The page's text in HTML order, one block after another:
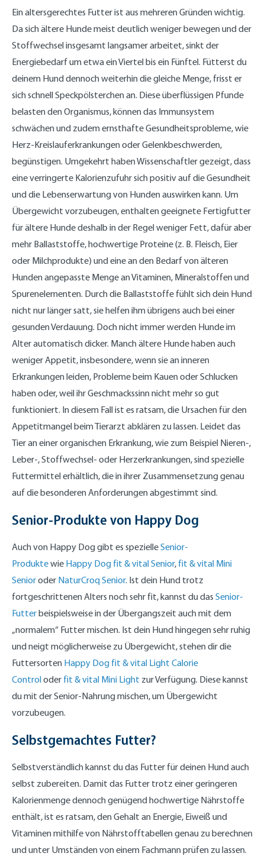
Ein altersgerechtes Futter ist aus mehreren Gründen wichtig.
Da sich ältere Hunde meist deutlich weniger bewegen und der
Stoffwechsel insgesamt langsamer arbeitet, sinkt der
Energiebedarf um etwa ein Viertel bis ein Fünftel. Fütterst du
deinem Hund dennoch weiterhin die gleiche Menge, frisst er
sich schnell Speckpölsterchen an. Diese überflüssigen Pfunde
belasten den Organismus, können das Immunsystem
schwächen und zudem ernsthafte Gesundheitsprobleme, wie
Herz-Kreislauferkrankungen oder Gelenkbeschwerden,
begünstigen. Umgekehrt haben Wissenschaftler gezeigt, dass
eine verringerte Kalorienzufuhr sich positiv auf die Gesundheit
und die Lebenserwartung von Hunden auswirken kann. Um
Übergewicht vorzubeugen, enthalten geeignete Fertigfutter
für ältere Hunde deshalb in der Regel weniger Fett, dafür aber
mehr Ballaststoffe, hochwertige Proteine (z. B. Fleisch, Eier
oder Milchprodukte) und eine an den Bedarf von älteren
Hunden angepasste Menge an Vitaminen, Mineralstoffen und
Spurenelementen. Durch die Ballaststoffe fühlt sich dein Hund
nicht nur länger satt, sie helfen ihm übrigens auch bei einer
gesunden Verdauung. Doch nicht immer werden Hunde im
Alter automatisch dicker. Manch ältere Hunde haben auch
weniger Appetit, insbesondere, wenn sie an inneren
Erkrankungen leiden, Probleme beim Kauen oder Schlucken
haben oder, weil ihr Geschmackssinn nicht mehr so gut
funktioniert. In diesem Fall ist es ratsam, die Ursachen für den
Appetitmangel beim Tierarzt abklären zu lassen. Leidet das
Tier an einer organischen Erkrankung, wie zum Beispiel Nieren-,
Leber-, Stoffwechsel- oder Herzerkrankungen, sind spezielle
Futtermittel erhältlich, die in ihrer Zusammensetzung genau
auf die besonderen Anforderungen abgestimmt sind.
Senior-Produkte von Happy Dog
Auch von Happy Dog gibt es spezielleSenior-
Produktewie Happy Dog fit & vital Senior, fit & vital Mini
Senioroder NaturCroq Senior. Ist dein Hund trotz
fortgeschrittenen Alters noch sehr fit, kannst du das Senior-
Futterbeispielsweise in der Übergangszeit auch mit dem
„normalem“ Futter mischen. Ist dein Hund hingegen sehr ruhig
und neigt möglicherweise zu Übergewicht, stehen dir die
Futtersorten Happy Dog fit & vital Light Calorie
Controloder fit & vital Mini Light zur Verfügung. Diese kannst
du mit der Senior-Nahrung mischen, um Übergewicht
vorzubeugen.
Selbstgemachtes Futter?
Selbstverständlich kannst du das Futter für deinen Hund auch
selbst zubereiten. Damit das Futter trotz einer geringeren
Kalorienmenge dennoch genügend hochwertige Nährstoffe
enthält, ist es ratsam, den Gehalt an Energie, Eiweiß und
Vitaminen mithilfe von Nährstofftabellen genau zu berechnen
und unter Umständen von einem Fachmann prüfen zu lassen.